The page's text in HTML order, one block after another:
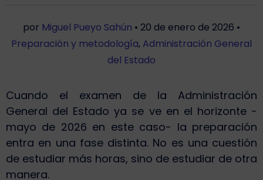
por Miguel Pueyo Sahún • 20 de enero de 2026 •
Preparación y metodología, Administración General
del Estado
Cuando el examen de la Administración
General del Estado ya se ve en el horizonte -
mayo de 2026 en este caso- la preparación
entra en una fase distinta. No es una cuestión
de estudiar más horas, sino de estudiar de otra
manera.